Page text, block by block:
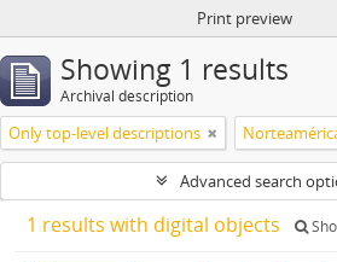
Print preview
Showing 1 results
Archival description
Only top-level descriptions
Advanced search
1 results with digital objects